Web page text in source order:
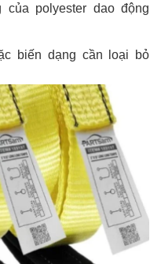
polyester dao động
biến dạng cần loại bỏ